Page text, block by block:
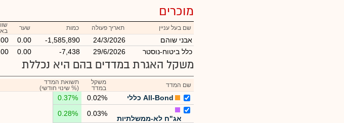
מוכרים
שם בעל עניין תאריך פעולה כמות שער
אבני שוהם 24/3/2026
-1,585,890
0.00
כלל ביטוח-נוסטר
29/6/2026
-7,438
0.00
משקל האגרת במדדים בהם היא נכללת
שם המדד
משקל
במדד
תשואת המדד
(% שינוי חודשי)
All-Bond כללי 0.02%
0.37%
אג"ח לא-ממשלתיות
0.03%
0.28%